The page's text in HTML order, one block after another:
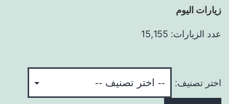
زيارات اليوم
عدد الزيارات: 15,155
اختر تصنيف: